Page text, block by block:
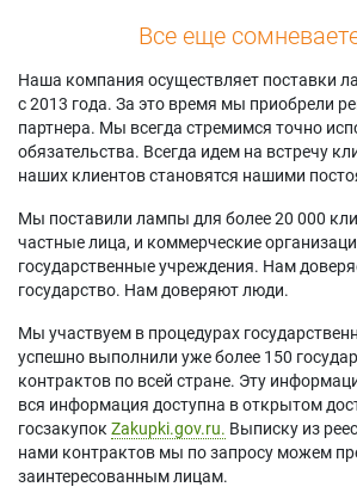
Все еще
Наша компания осуществляет поставки
с 2013 года. За это время мы приобрели
партнера. Мы всегда стремимся точно
обязательства. Всегда идем на встречу
наших клиентов становятся нашими
Мы поставили лампы для более 20 000
частные лица, и коммерческие
государственные учреждения. Нам
государство. Нам доверяют люди.
Мы участвуем в процедурах
успешно выполнили уже более 150
контрактов по всей стране. Эту
вся информация доступна в открытом
госзакупок Zakupki.gov.ru. Выписку из
нами контрактов мы по запросу можем
заинтересованным лицам.